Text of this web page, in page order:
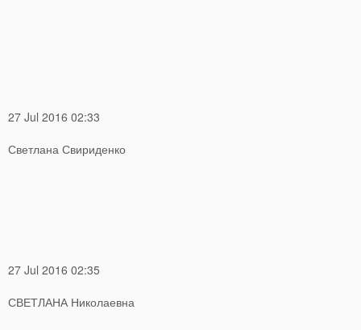
27 Jul 2016 02:33
Светлана Свириденко
27 Jul 2016 02:35
СВЕТЛАНА Николаевна